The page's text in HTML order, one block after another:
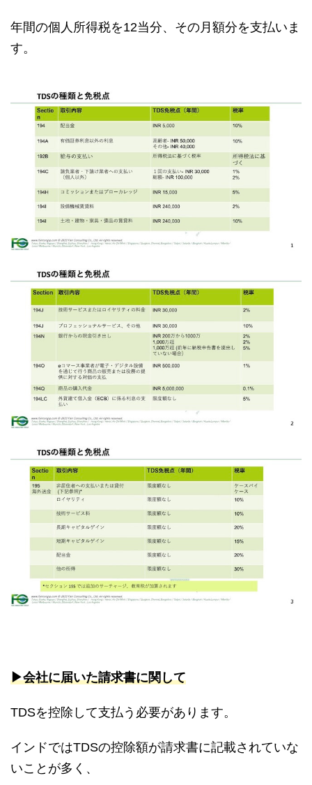
年間の個人所得税を12当分、その月額分を支払いま
す。
▶︎会社に届いた請求書に関して
TDSを控除して支払う必要があります。
インドではTDSの控除額が請求書に記載されていな
いことが多く、